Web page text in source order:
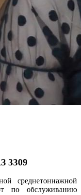
3309
среднетоннажной
по обслуживанию